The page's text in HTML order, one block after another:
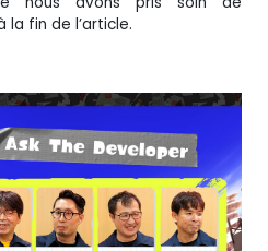
la fin de l’article.